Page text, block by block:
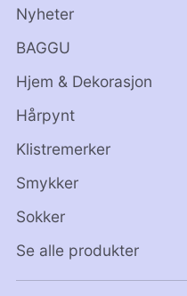
Nyheter
BAGGU
Hjem & Dekorasjon
Hårpynt
Klistremerker
Smykker
Sokker
Se alle produkter